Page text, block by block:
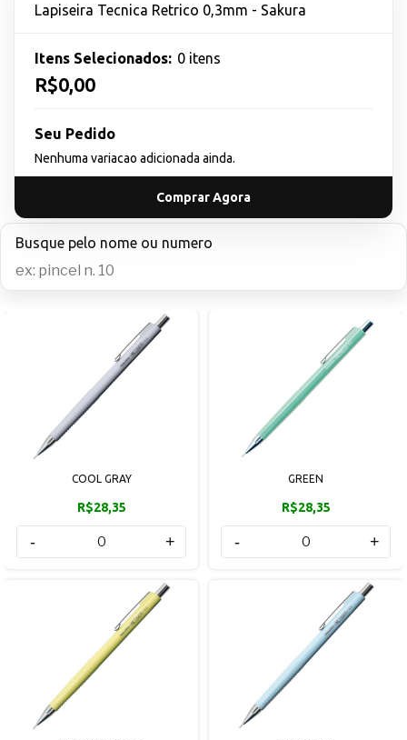
Lapiseira Tecnica Retrico 0,3mm - Sakura
Itens Selecionados: 0 itens
R$0,00
Seu Pedido
Nenhuma variacao adicionada ainda.
Comprar Agora
Busque pelo nome ou numero
COOL GRAY
R$28,35
- +
GREEN
R$28,35
- +